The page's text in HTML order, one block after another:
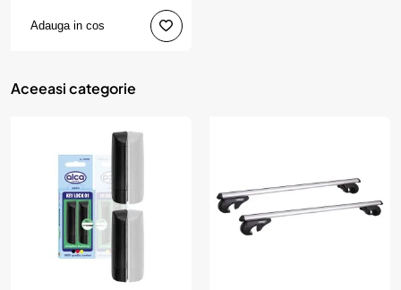
Adauga in cos
Aceeasi categorie